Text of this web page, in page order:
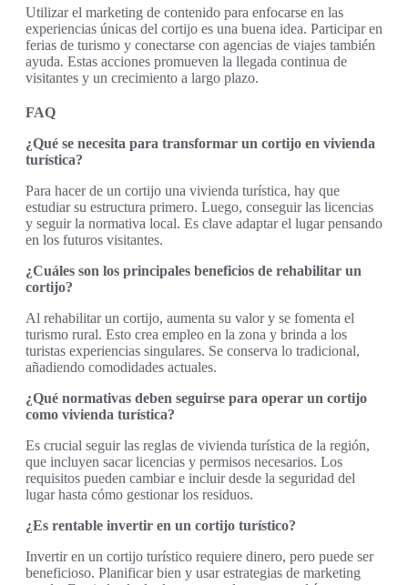
Utilizar el marketing de contenido para enfocarse en las
experiencias únicas del cortijo es una buena idea. Participar en
ferias de turismo y conectarse con agencias de viajes también
ayuda. Estas acciones promueven la llegada continua de
visitantes y un crecimiento a largo plazo.
FAQ
¿Qué se necesita para transformar un cortijo en vivienda
turística?
Para hacer de un cortijo una vivienda turística, hay que
estudiar su estructura primero. Luego, conseguir las licencias
y seguir la normativa local. Es clave adaptar el lugar pensando
en los futuros visitantes.
¿Cuáles son los principales beneficios de rehabilitar un
cortijo?
Al rehabilitar un cortijo, aumenta su valor y se fomenta el
turismo rural. Esto crea empleo en la zona y brinda a los
turistas experiencias singulares. Se conserva lo tradicional,
añadiendo comodidades actuales.
¿Qué normativas deben seguirse para operar un cortijo
como vivienda turística?
Es crucial seguir las reglas de vivienda turística de la región,
que incluyen sacar licencias y permisos necesarios. Los
requisitos pueden cambiar e incluir desde la seguridad del
lugar hasta cómo gestionar los residuos.
¿Es rentable invertir en un cortijo turístico?
Invertir en un cortijo turístico requiere dinero, pero puede ser
beneficioso. Planificar bien y usar estrategias de marketing